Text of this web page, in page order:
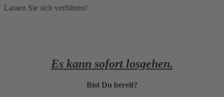
Lassen Sie sich verführen!
Es kann sofort losgehen.
Bist Du bereit?